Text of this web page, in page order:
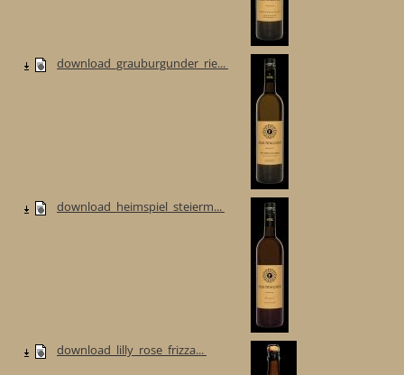
download_grauburgunder_rie...
download_heimspiel_steierm...
download_lilly_rose_frizza...